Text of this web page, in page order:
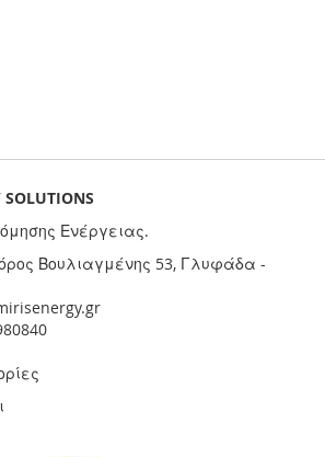
SOLUTIONS
Ενέργειας.
Βουλιαγμένης 53, Γλυφάδα -